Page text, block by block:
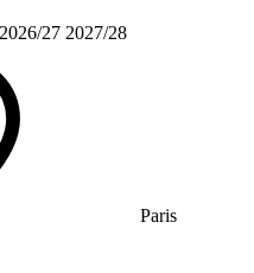
2026/27 2027/28
Paris